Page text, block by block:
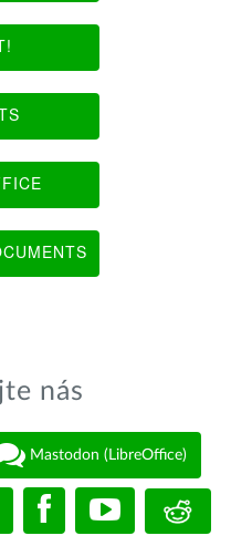
nás
Mastodon (LibreOffice)